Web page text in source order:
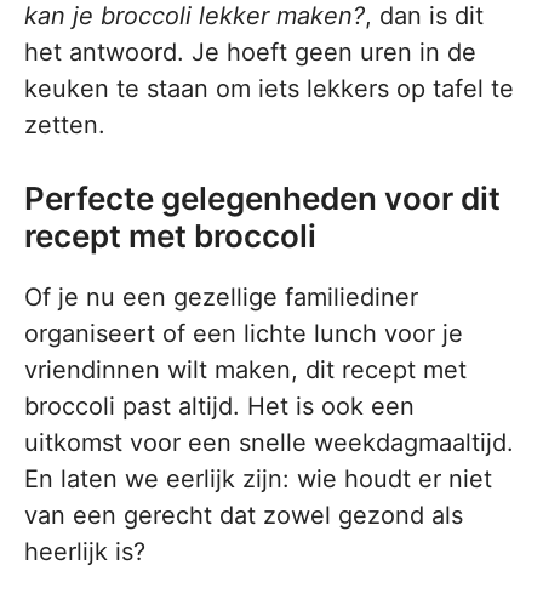
kan je broccoli lekker maken?, dan is dit
het antwoord. Je hoeft geen uren in de
keuken te staan om iets lekkers op tafel te
zetten.
Perfecte gelegenheden voor dit
recept met broccoli
Of je nu een gezellige familiediner
organiseert of een lichte lunch voor je
vriendinnen wilt maken, dit recept met
broccoli past altijd. Het is ook een
uitkomst voor een snelle weekdagmaaltijd.
En laten we eerlijk zijn: wie houdt er niet
van een gerecht dat zowel gezond als
heerlijk is?